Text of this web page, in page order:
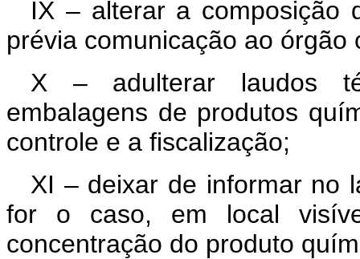
IX – alterar a composição
prévia comunicação ao órgão
X – adulterar laudos
embalagens de produtos
controle e a fiscalização;
XI – deixar de informar no
for o caso, em local
concentração do produto